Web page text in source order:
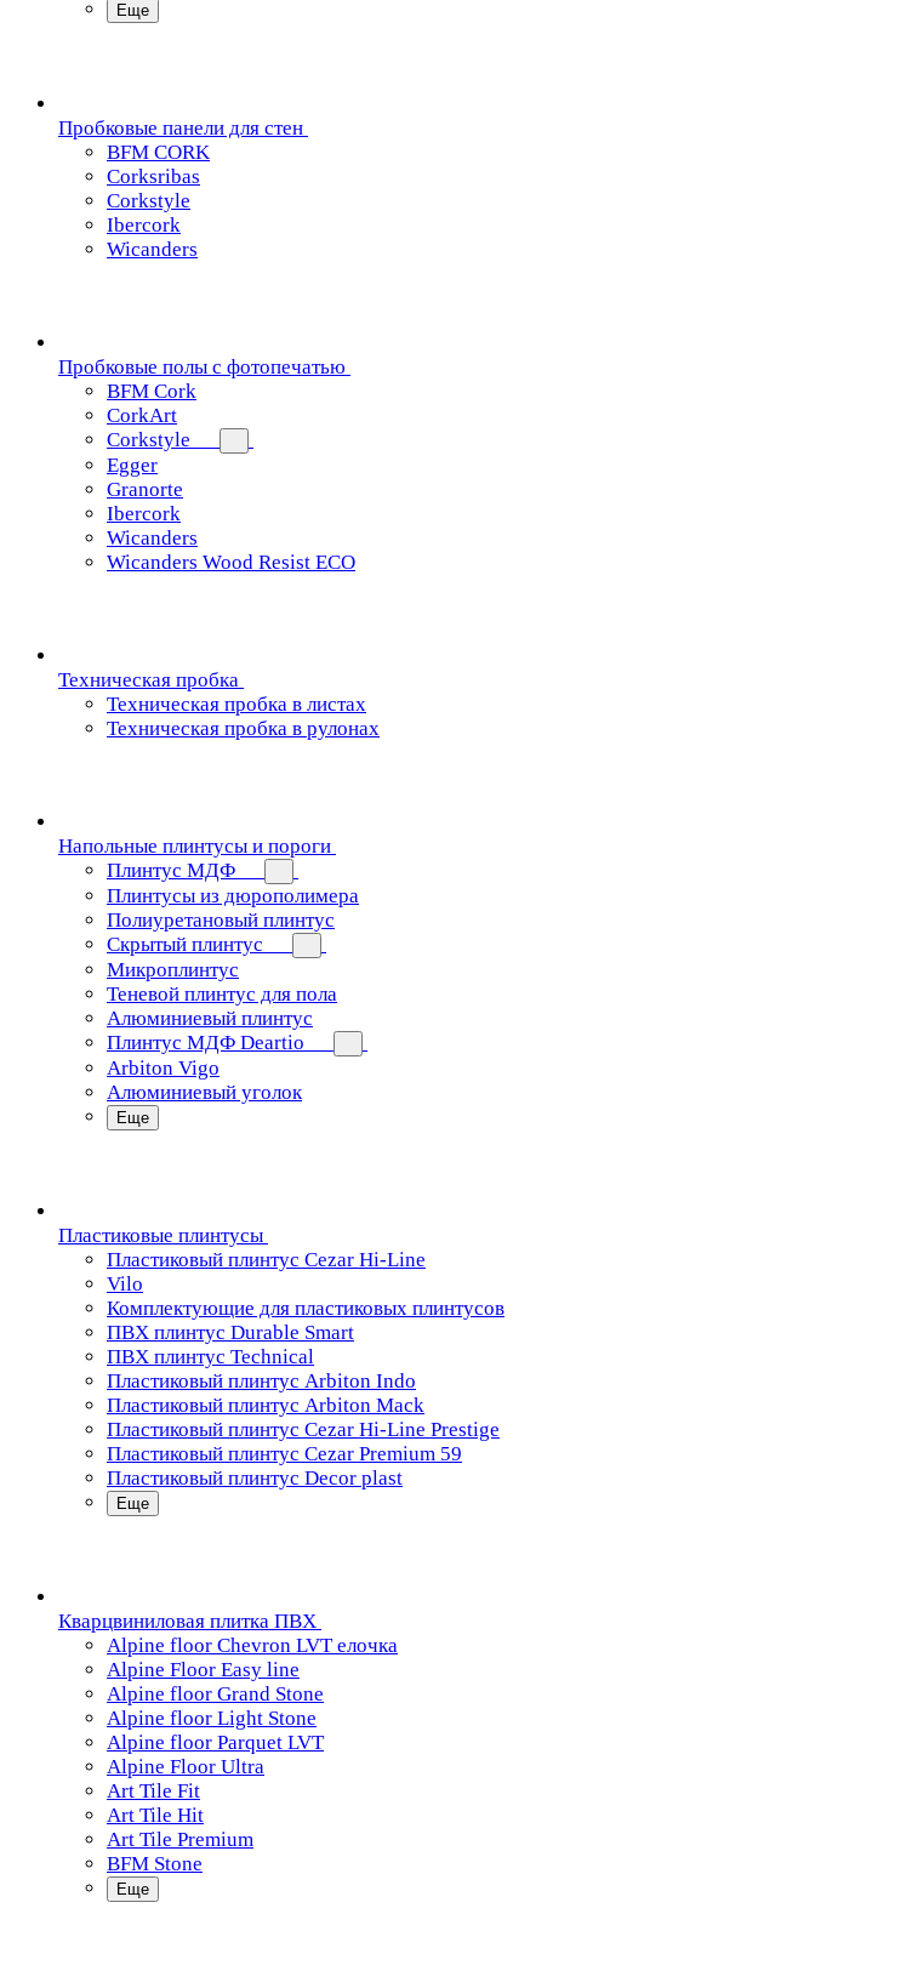
Еще
Пробковые панели для стен
BFM CORK
Corksribas
Corkstyle
Ibercork
Wicanders
Пробковые полы с фотопечатью
BFM Cork
CorkArt
Corkstyle
Egger
Granorte
Ibercork
Wicanders
Wicanders Wood Resist ECO
Техническая пробка
Техническая пробка в листах
Техническая пробка в рулонах
Напольные плинтусы и пороги
Плинтус МДФ
Плинтусы из дюрополимера
Полиуретановый плинтус
Скрытый плинтус
Микроплинтус
Теневой плинтус для пола
Алюминиевый плинтус
Плинтус МДФ Deartio
Arbiton Vigo
Алюминиевый уголок
Еще
Пластиковые плинтусы
Пластиковый плинтус Cezar Hi-Line
Vilo
Комплектующие для пластиковых плинтусов
ПВХ плинтус Durable Smart
ПВХ плинтус Technical
Пластиковый плинтус Arbiton Indo
Пластиковый плинтус Arbiton Mack
Пластиковый плинтус Cezar Hi-Line Prestige
Пластиковый плинтус Cezar Premium 59
Пластиковый плинтус Decor plast
Еще
Кварцвиниловая плитка ПВХ
Alpine floor Chevron LVT елочка
Alpine Floor Easy line
Alpine floor Grand Stone
Alpine floor Light Stone
Alpine floor Parquet LVT
Alpine Floor Ultra
Art Tile Fit
Art Tile Hit
Art Tile Premium
BFM Stone
Еще